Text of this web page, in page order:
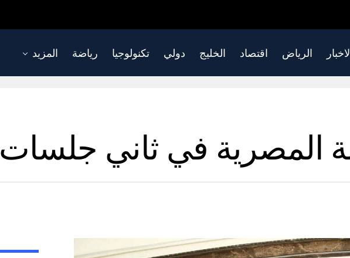
الرياض اقتصاد الخليج دولي تكنولوجيا رياضة المزيد
في ثاني جلسات 2026